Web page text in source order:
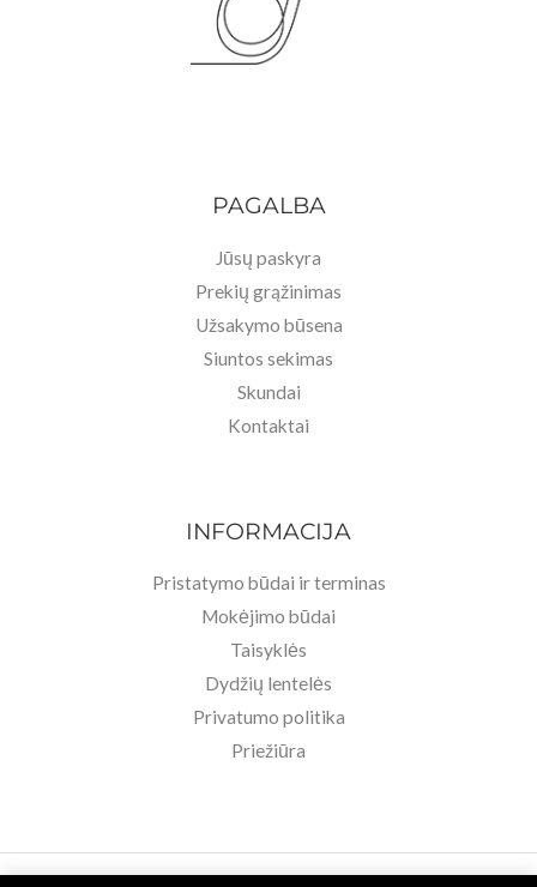
PAGALBA
Jūsų paskyra
Prekių grąžinimas
Užsakymo būsena
Siuntos sekimas
Skundai
Kontaktai
INFORMACIJA
Pristatymo būdai ir terminas
Mokėjimo būdai
Taisyklės
Dydžių lentelės
Privatumo politika
Priežiūra